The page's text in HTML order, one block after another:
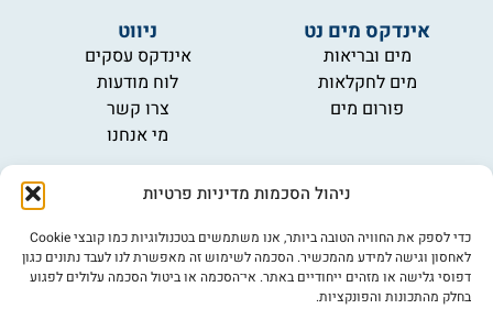
ניהול הסכמות מדיניות פרטיות
כדי לספק את החוויה הטובה ביותר, אנו משתמשים בטכנולוגיות כמו קובצי Cookie
לאחסון וגישה למידע מהמכשיר. הסכמה לשימוש זה מאפשרת לנו לעבד נתונים כגון
דפוסי גלישה או מזהים ייחודיים באתר. אי־הסכמה או ביטול הסכמה עלולים לפגוע
בחלק מהתכונות והפונקציות.
אינדקס מים נט
מים ובריאות
מים לחקלאות
פורום מים
ניווט
אינדקס עסקים
לוח מודעות
צרו קשר
מי אנחנו
מידע
תקנון
הרשמה לניוזלטר
פרסמו אצלנו
הצהרת נגישות